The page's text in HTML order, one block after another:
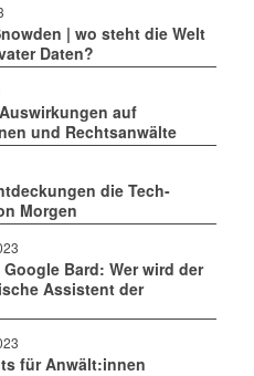
| wo steht die Welt
Daten?
auf
und Rechtsanwälte
die Tech-
Morgen
Bard: Wer wird der
Assistent der
für Anwält:innen